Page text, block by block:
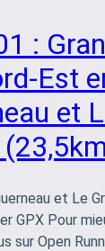
:
Est
et
et Le
GPX Pour
sur Open